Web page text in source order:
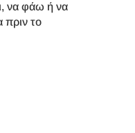
να φάω ή να
το